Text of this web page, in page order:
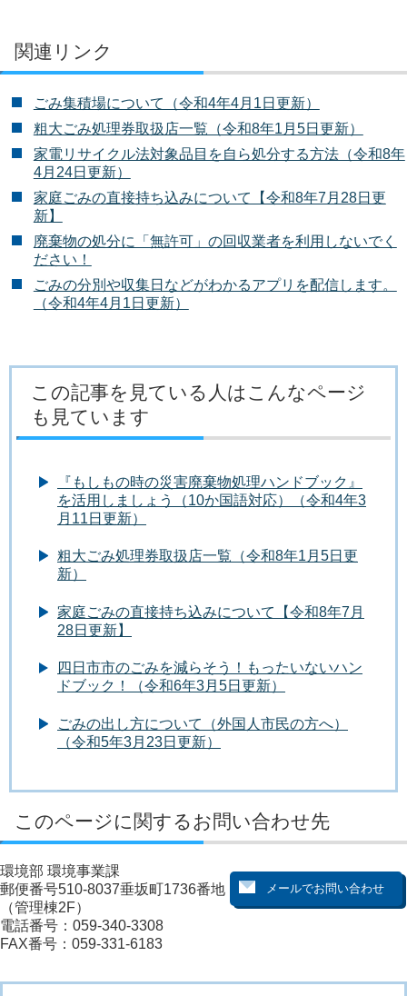
関連リンク
ごみ集積場について（令和4年4月1日更新）
粗大ごみ処理券取扱店一覧（令和8年1月5日更新）
家電リサイクル法対象品目を自ら処分する方法（令和8年
4月24日更新）
家庭ごみの直接持ち込みについて【令和8年7月28日更
新】
廃棄物の処分に「無許可」の回収業者を利用しないでく
ださい！
ごみの分別や収集日などがわかるアプリを配信します。
（令和4年4月1日更新）
この記事を見ている人はこんなページ
も見ています
『もしもの時の災害廃棄物処理ハンドブック』
を活用しましょう（10か国語対応）（令和4年3
月11日更新）
粗大ごみ処理券取扱店一覧（令和8年1月5日更
新）
家庭ごみの直接持ち込みについて【令和8年7月
28日更新】
四日市市のごみを減らそう！もったいないハン
ドブック！（令和6年3月5日更新）
ごみの出し方について（外国人市民の方へ）
（令和5年3月23日更新）
このページに関するお問い合わせ先
環境部 環境事業課
郵便番号510-8037垂坂町1736番地
（管理棟2F）
電話番号：059-340-3308
FAX番号：059-331-6183